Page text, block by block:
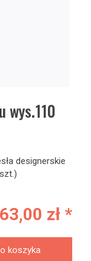
wys.110
designerskie
szt.)
zł *
koszyka